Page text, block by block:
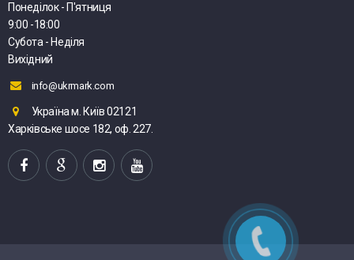
Понеділок - П'ятниця
9:00 -18:00
Субота - Неділя
Вихідний
info@ukrmark.com
Україна м. Київ 02121
Харківське шосе 182, оф. 227.